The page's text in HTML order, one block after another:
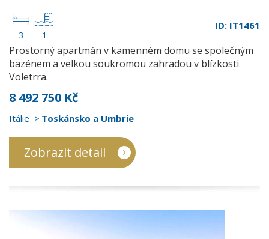
3 1
ID: IT1461
Prostorný apartmán v kamenném domu se společným
bazénem a velkou soukromou zahradou v blízkosti
Voletrra.
8 492 750 Kč
Itálie Toskánsko a Umbrie
Zobrazit detail